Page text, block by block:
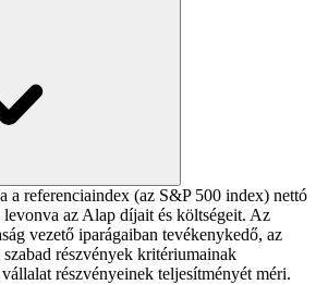
a referenciaindex (az S&P 500 index) nettó
levonva az Alap díjait és költségeit. Az
vezető iparágaiban tevékenykedő, az
részvények kritériumainak
részvényeinek teljesítményét méri.